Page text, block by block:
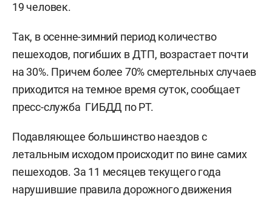
19 человек.
Так, в осенне-зимний период количество
пешеходов, погибших в ДТП, возрастает почти
на 30%. Причем более 70% смертельных случаев
приходится на темное время суток, сообщает
пресс-служба ГИБДД по РТ.
Подавляющее большинство наездов с
летальным исходом происходит по вине самих
пешеходов. За 11 месяцев текущего года
нарушившие правила дорожного движения